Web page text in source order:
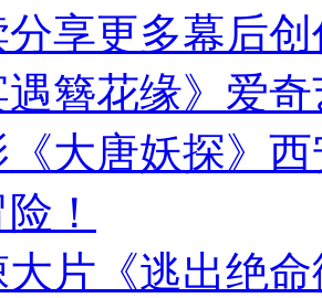
享更多幕后创
遇簪花缘》爱
《大唐妖探》
！
片《逃出绝